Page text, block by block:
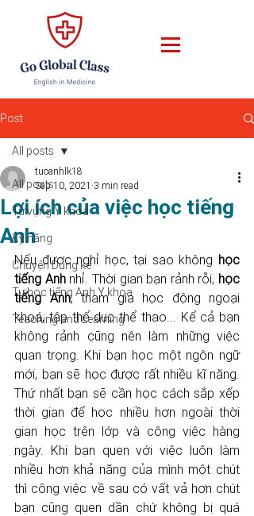
Post
All posts
Từ vựng Y khoa
Kỹ năng
Chuyện Dung kể
Tự học tiếng Anh Y khoa
Teaching and Learning
All posts
Lợi ích của việc học tiếng
Anh
tuoanhlk18
Sep 10, 2021 3 min read
Nếu được nghỉ học, tại sao không học
tiếng Anh nhỉ. Thời gian bạn rảnh rỗi, học
tiếng Anh, tham gia học động ngoại
khoá, tập thể dục thể thao... Kể cả bạn
không rảnh cũng nên làm những việc
quan trọng. Khi bạn học một ngôn ngữ
mới, bạn sẽ học được rất nhiều kĩ năng.
Thứ nhất bạn sẽ cần học cách sắp xếp
thời gian để học nhiều hơn ngoài thời
gian học trên lớp và công việc hàng
ngày. Khi bạn quen với việc luôn làm
nhiều hơn khả năng của mình một chút
thì công việc về sau có vất vả hơn chút
bạn cũng quen dần chứ không bị quá